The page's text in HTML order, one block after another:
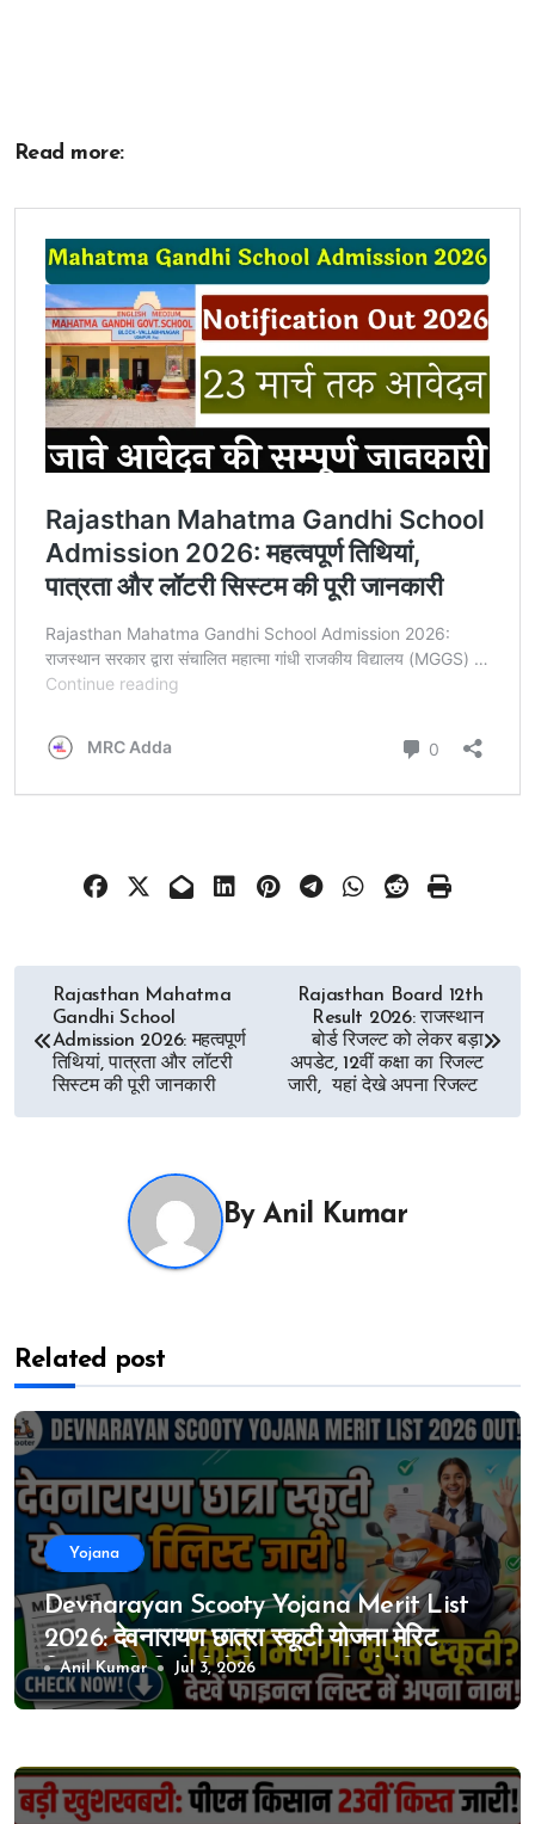
Read more:
Post
navigation
Rajasthan Mahatma
Gandhi School
Admission 2026: महत्वपूर्ण
तिथियां, पात्रता और लॉटरी
सिस्टम की पूरी जानकारी
Rajasthan Board 12th
Result 2026: राजस्थान
बोर्ड रिजल्ट को लेकर बड़ा
अपडेट, 12वीं कक्षा का रिजल्ट
जारी, यहां देखे अपना रिजल्ट
ByAnil Kumar
Related post
Yojana
Devnarayan Scooty Yojana Merit List
2026: देवनारायण छात्रा स्कूटी योजना मेरिट
लिस्ट जारी, किसे मिलेगी मुफ्त स्कूटी? देखें फाइनल
लिस्ट में अपना नाम
Anil Kumar Jul 3, 2026